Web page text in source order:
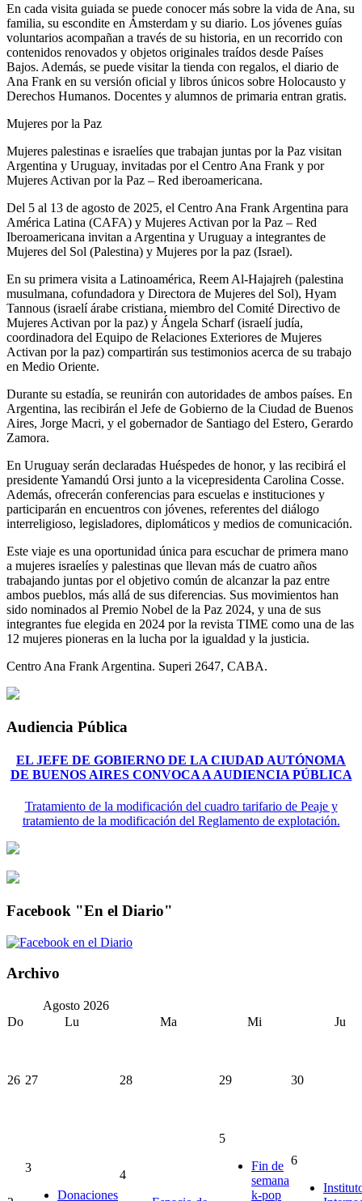
En cada visita guiada se puede conocer más sobre la vida de Ana, su
familia, su escondite en Ámsterdam y su diario. Los jóvenes guías
voluntarios acompañan a través de su historia, en un recorrido con
contenidos renovados y objetos originales traídos desde Países
Bajos. Además, se puede visitar la tienda con regalos, el diario de
Ana Frank en su versión oficial y libros únicos sobre Holocausto y
Derechos Humanos. Docentes y alumnos de primaria entran gratis.
Mujeres por la Paz
Mujeres palestinas e israelíes que trabajan juntas por la Paz visitan
Argentina y Uruguay, invitadas por el Centro Ana Frank y por
Mujeres Activan por la Paz – Red iberoamericana.
Del 5 al 13 de agosto de 2025, el Centro Ana Frank Argentina para
América Latina (CAFA) y Mujeres Activan por la Paz – Red
Iberoamericana invitan a Argentina y Uruguay a integrantes de
Mujeres del Sol (Palestina) y Mujeres por la paz (Israel).
En su primera visita a Latinoamérica, Reem Al-Hajajreh (palestina
musulmana, cofundadora y Directora de Mujeres del Sol), Hyam
Tannous (israelí árabe cristiana, miembro del Comité Directivo de
Mujeres Activan por la paz) y Ángela Scharf (israelí judía,
coordinadora del Equipo de Relaciones Exteriores de Mujeres
Activan por la paz) compartirán sus testimonios acerca de su trabajo
en Medio Oriente.
Durante su estadía, se reunirán con autoridades de ambos países. En
Argentina, las recibirán el Jefe de Gobierno de la Ciudad de Buenos
Aires, Jorge Macri, y el gobernador de Santiago del Estero, Gerardo
Zamora.
En Uruguay serán declaradas Huéspedes de honor, y las recibirá el
presidente Yamandú Orsi junto a la vicepresidenta Carolina Cosse.
Además, ofrecerán conferencias para escuelas e instituciones y
participarán en encuentros con jóvenes, referentes del diálogo
interreligioso, legisladores, diplomáticos y medios de comunicación.
Este viaje es una oportunidad única para escuchar de primera mano
a mujeres israelíes y palestinas que llevan más de cuatro años
trabajando juntas por el objetivo común de alcanzar la paz entre
ambos pueblos, más allá de sus diferencias. Sus movimientos han
sido nominados al Premio Nobel de la Paz 2024, y una de sus
integrantes fue elegida en 2024 por la revista TIME como una de las
12 mujeres pioneras en la lucha por la igualdad y la justicia.
Centro Ana Frank Argentina. Superi 2647, CABA.
Audiencia Pública
EL JEFE DE GOBIERNO DE LA CIUDAD AUTÓNOMA
DE BUENOS AIRES CONVOCA A AUDIENCIA PÚBLICA
Tratamiento de la modificación del cuadro tarifario de Peaje y
tratamiento de la modificación del Reglamento de explotación.
Facebook "En el Diario"
Archivo
Agosto 2026
Do
Lu Ma Mi Ju
26 27 28 29 30
3
Donaciones
4
5
Fin de
semana
k-pop
6